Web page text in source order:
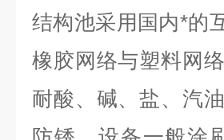
结构池采用国内*的
橡胶网络与塑料网
耐酸、碱、盐、汽